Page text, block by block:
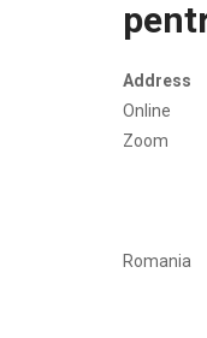
Address
Online
Zoom
Romania